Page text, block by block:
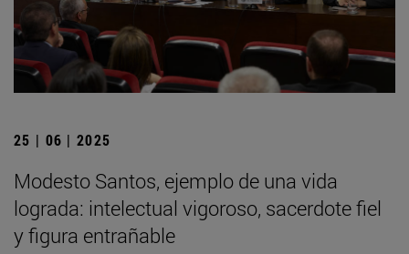
25 | 06 | 2025
Modesto Santos, ejemplo de una vida
lograda: intelectual vigoroso, sacerdote fiel
y figura entrañable